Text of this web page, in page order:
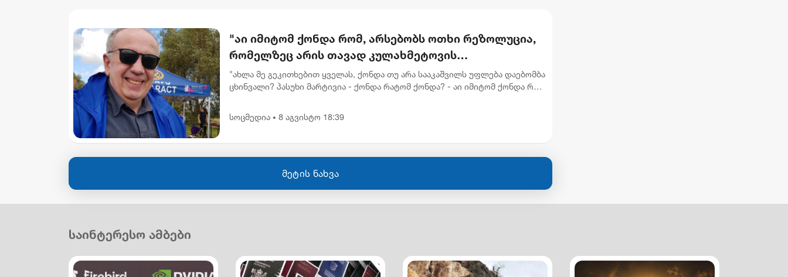
"აი იმიტომ ქონდა რომ, არსებობს ოთხი რეზოლუცია,
რომელზეც არის თავად კულახმეტოვის
ხელმოწერაც..." - რას წერს გიორგი ფოფხაძე
"ახლა მე გეკითხებით ყველას, ქონდა თუ არა სააკაშვილს უფლება დაებომბა
ცხინვალი? პასუხი მარტივია - ქონდა რატომ ქონდა? - აი იმიტომ ქონდა რომ,
სოცმედია • 8 აგვისტო 18:39
მეტის ნახვა
საინტერესო ამბები